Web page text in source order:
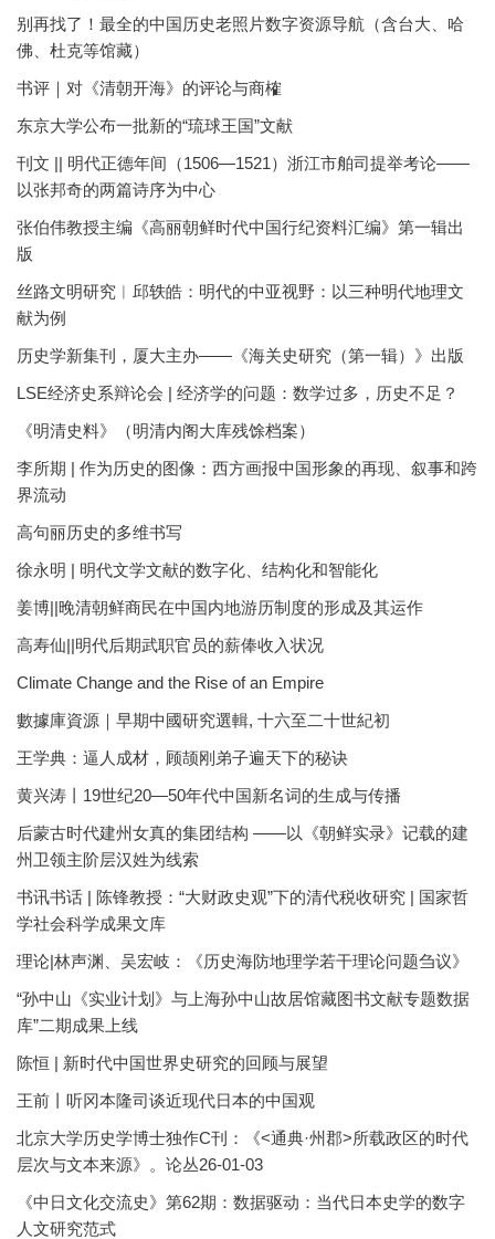
别再找了！最全的中国历史老照片数字资源导航（含台大、哈
佛、杜克等馆藏）
书评｜对《清朝开海》的评论与商榷
东京大学公布一批新的“琉球王国”文献
刊文 || 明代正德年间（1506—1521）浙江市舶司提举考论——
以张邦奇的两篇诗序为中心
张伯伟教授主编《高丽朝鲜时代中国行纪资料汇编》第一辑出
版
丝路文明研究︱邱轶皓：明代的中亚视野：以三种明代地理文
献为例
历史学新集刊，厦大主办——《海关史研究（第一辑）》出版
LSE经济史系辩论会 | 经济学的问题：数学过多，历史不足？
《明清史料》（明清内阁大库残馀档案）
李所期 | 作为历史的图像：西方画报中国形象的再现、叙事和跨
界流动
高句丽历史的多维书写
徐永明 | 明代文学文献的数字化、结构化和智能化
姜博||晚清朝鲜商民在中国内地游历制度的形成及其运作
高寿仙||明代后期武职官员的薪俸收入状况
Climate Change and the Rise of an Empire
數據庫資源｜早期中國研究選輯, 十六至二十世紀初
王学典：逼人成材，顾颉刚弟子遍天下的秘诀
黄兴涛丨19世纪20—50年代中国新名词的生成与传播
后蒙古时代建州女真的集团结构 ——以《朝鲜实录》记载的建
州卫领主阶层汉姓为线索
书讯书话 | 陈锋教授：“大财政史观”下的清代税收研究 | 国家哲
学社会科学成果文库
理论|林声渊、吴宏岐：《历史海防地理学若干理论问题刍议》
“孙中山《实业计划》与上海孙中山故居馆藏图书文献专题数据
库”二期成果上线
陈恒 | 新时代中国世界史研究的回顾与展望
王前丨听冈本隆司谈近现代日本的中国观
北京大学历史学博士独作C刊：《<通典·州郡>所载政区的时代
层次与文本来源》。论丛26-01-03
《中日文化交流史》第62期：数据驱动：当代日本史学的数字
人文研究范式